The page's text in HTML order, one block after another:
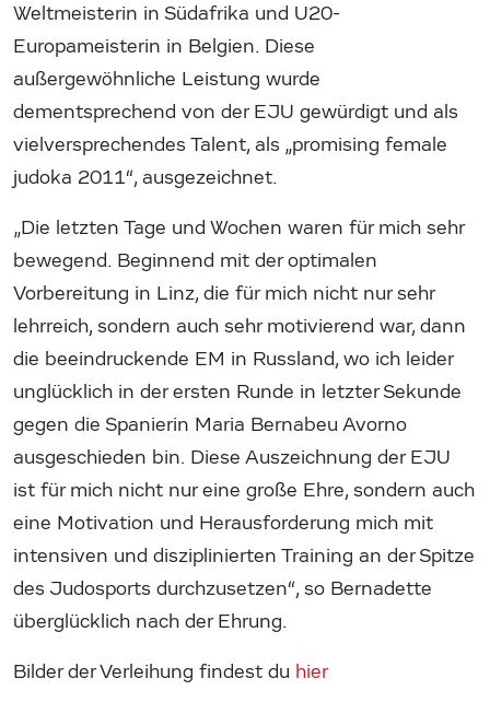
Weltmeisterin in Südafrika und U20-
Europameisterin in Belgien. Diese
außergewöhnliche Leistung wurde
dementsprechend von der EJU gewürdigt und als
vielversprechendes Talent, als „promising female
judoka 2011“, ausgezeichnet.
„Die letzten Tage und Wochen waren für mich sehr
bewegend. Beginnend mit der optimalen
Vorbereitung in Linz, die für mich nicht nur sehr
lehrreich, sondern auch sehr motivierend war, dann
die beeindruckende EM in Russland, wo ich leider
unglücklich in der ersten Runde in letzter Sekunde
gegen die Spanierin Maria Bernabeu Avorno
ausgeschieden bin. Diese Auszeichnung der EJU
ist für mich nicht nur eine große Ehre, sondern auch
eine Motivation und Herausforderung mich mit
intensiven und disziplinierten Training an der Spitze
des Judosports durchzusetzen“, so Bernadette
überglücklich nach der Ehrung.
Bilder der Verleihung findest du hier